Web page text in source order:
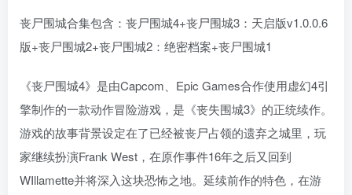
丧尸围城合集包含：丧尸围城4+丧尸围城3：天启版v1.0.0.6
版+丧尸围城2+丧尸围城2：绝密档案+丧尸围城1
《丧尸围城4》是由Capcom、Epic Games合作使用虚幻4引
擎制作的一款动作冒险游戏，是《丧失围城3》的正统续作。
游戏的故事背景设定在了已经被丧尸占领的遗弃之城里，玩
家继续扮演Frank West，在原作事件16年之后又回到
WIllamette并将深入这块恐怖之地。延续前作的特色，在游